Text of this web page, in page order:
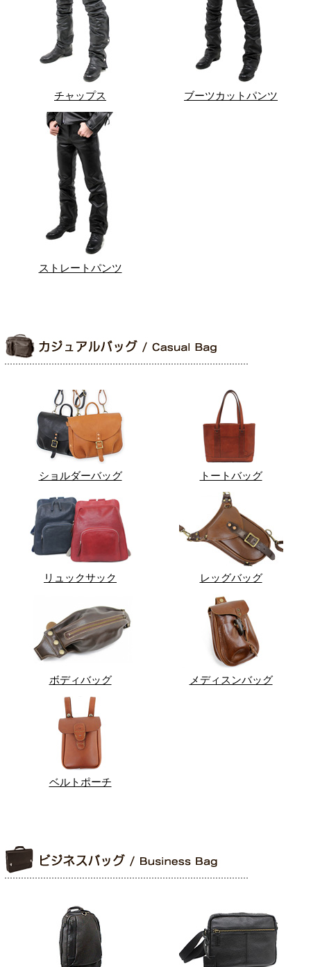
チャップス ブーツカットパンツ
ストレートパンツ
ショルダーバッグ トートバッグ
リュックサック レッグバッグ
ボディバッグ メディスンバッグ
ベルトポーチ